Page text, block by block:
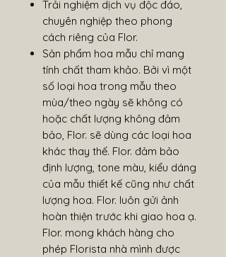
Trải nghiệm dịch vụ độc đáo,
chuyên nghiệp theo phong
cách riêng của Flor.
Sản phẩm hoa mẫu chỉ mang
tính chất tham khảo. Bởi vì một
số loại hoa trong mẫu theo
mùa/theo ngày sẽ không có
hoặc chất lượng không đảm
bảo, Flor. sẽ dùng các loại hoa
khác thay thế. Flor. đảm bảo
định lượng, tone màu, kiểu dáng
của mẫu thiết kế cũng như chất
lượng hoa. Flor. luôn gửi ảnh
hoàn thiện trước khi giao hoa ạ.
Flor. mong khách hàng cho
phép Florista nhà mình được